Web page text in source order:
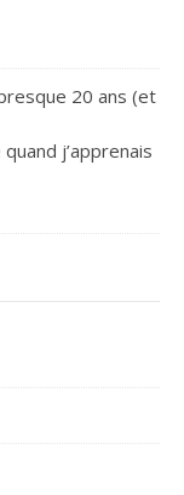
20 ans (et
j’apprenais